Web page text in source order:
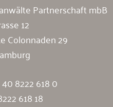
Partnerschaft mbB
12
Colonnaden 29
8222 618 0
618 18